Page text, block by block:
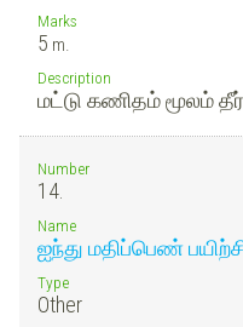
Marks
5 m.
Description
மட்டு கணிதம் மூலம்
Number
14.
Name
ஐந்து மதிப்பெண்
Type
Other